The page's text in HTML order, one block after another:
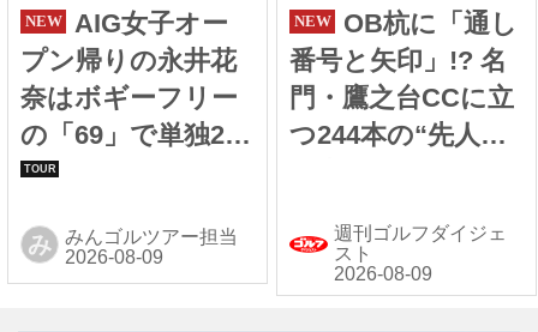
AIG女子オー
プン帰りの永井花
奈はボギーフリー
の「69」で単独2
位、首位タイスタ
単独3位【国内女子
ツアー】
み みんゴルツアー担当
OB杭に「通し
番号と矢印」!? 名
門・鷹之台CCに立
つ244本の“先人の
週刊ゴルフダイジェ
スト